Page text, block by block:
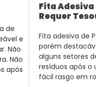
Fita Adesiva
Requer
Fita adesiva de
porém
alguns setores
resíduos após o
fácil rasgo em